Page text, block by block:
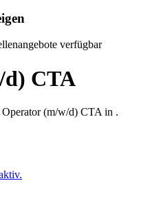
verfügbar
CTA
(m/w/d) CTA in .